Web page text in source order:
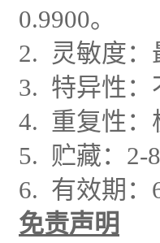
0.9900。
2. 灵敏度
3. 特异性：
4. 重复性：
5. 贮藏： 2-
6. 有效期：
免责声明